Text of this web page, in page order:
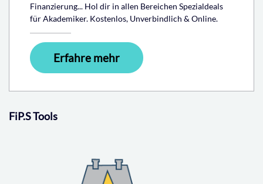
Finanzierung... Hol dir in allen Bereichen Spezialdeals
für Akademiker. Kostenlos, Unverbindlich & Online.
Erfahre mehr
FiP.S Tools